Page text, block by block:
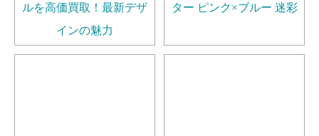
ルを高価買取！最新デザ
インの魅力
ター ピンク×ブルー 迷彩